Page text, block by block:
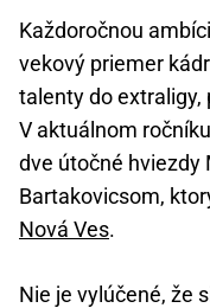
Každoročnou
vekový priemer
talenty do extraligy,
V aktuálnom
dve útočné hviezdy
Bartakovicsom,
Nová Ves.
Nie je vylúčené, že